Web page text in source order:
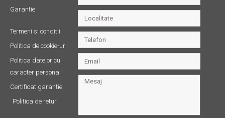
Garantie
Termeni si conditii
Politica de cookie-uri
Politica datelor cu
caracter personal
Certificat garantie
Politica de retur